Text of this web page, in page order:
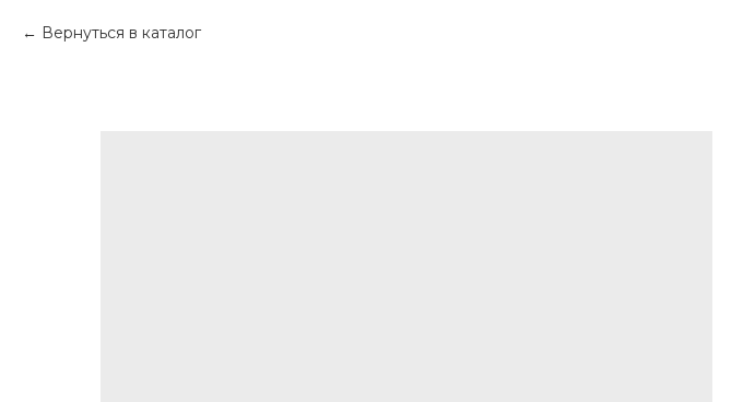
Вернуться в каталог